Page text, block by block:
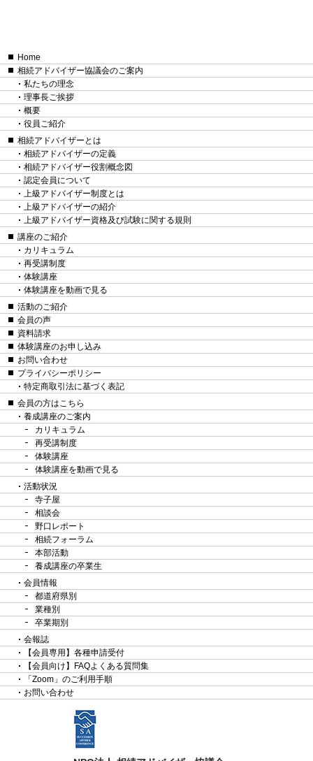
Home
相続アドバイザー協議会のご案内
私たちの理念
理事長ご挨拶
概要
役員ご紹介
相続アドバイザーとは
相続アドバイザーの定義
相続アドバイザー役割概念図
認定会員について
上級アドバイザー制度とは
上級アドバイザーの紹介
上級アドバイザー資格及び試験に関する規則
講座のご紹介
カリキュラム
再受講制度
体験講座
体験講座を動画で見る
活動のご紹介
会員の声
資料請求
体験講座のお申し込み
お問い合わせ
プライバシーポリシー
特定商取引法に基づく表記
会員の方はこちら
養成講座のご案内
カリキュラム
再受講制度
体験講座
体験講座を動画で見る
活動状況
寺子屋
相談会
野口レポート
相続フォーラム
本部活動
養成講座の卒業生
会員情報
都道府県別
業種別
卒業期別
会報誌
【会員専用】各種申請受付
【会員向け】FAQよくある質問集
「Zoom」のご利用手順
お問い合わせ